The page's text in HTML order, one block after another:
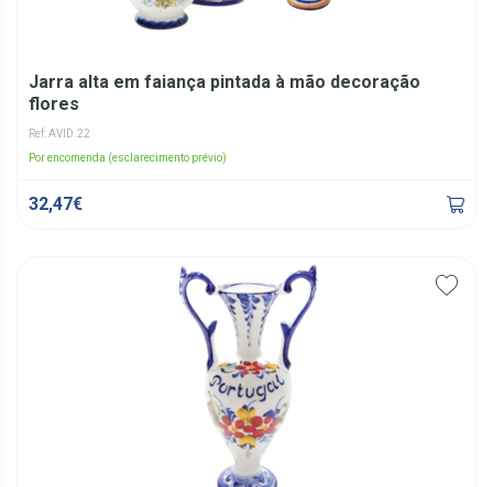
Jarra alta em faiança pintada à mão decoração
flores
Ref: AVID.22
Por encomenda (esclarecimento prévio)
32,47€